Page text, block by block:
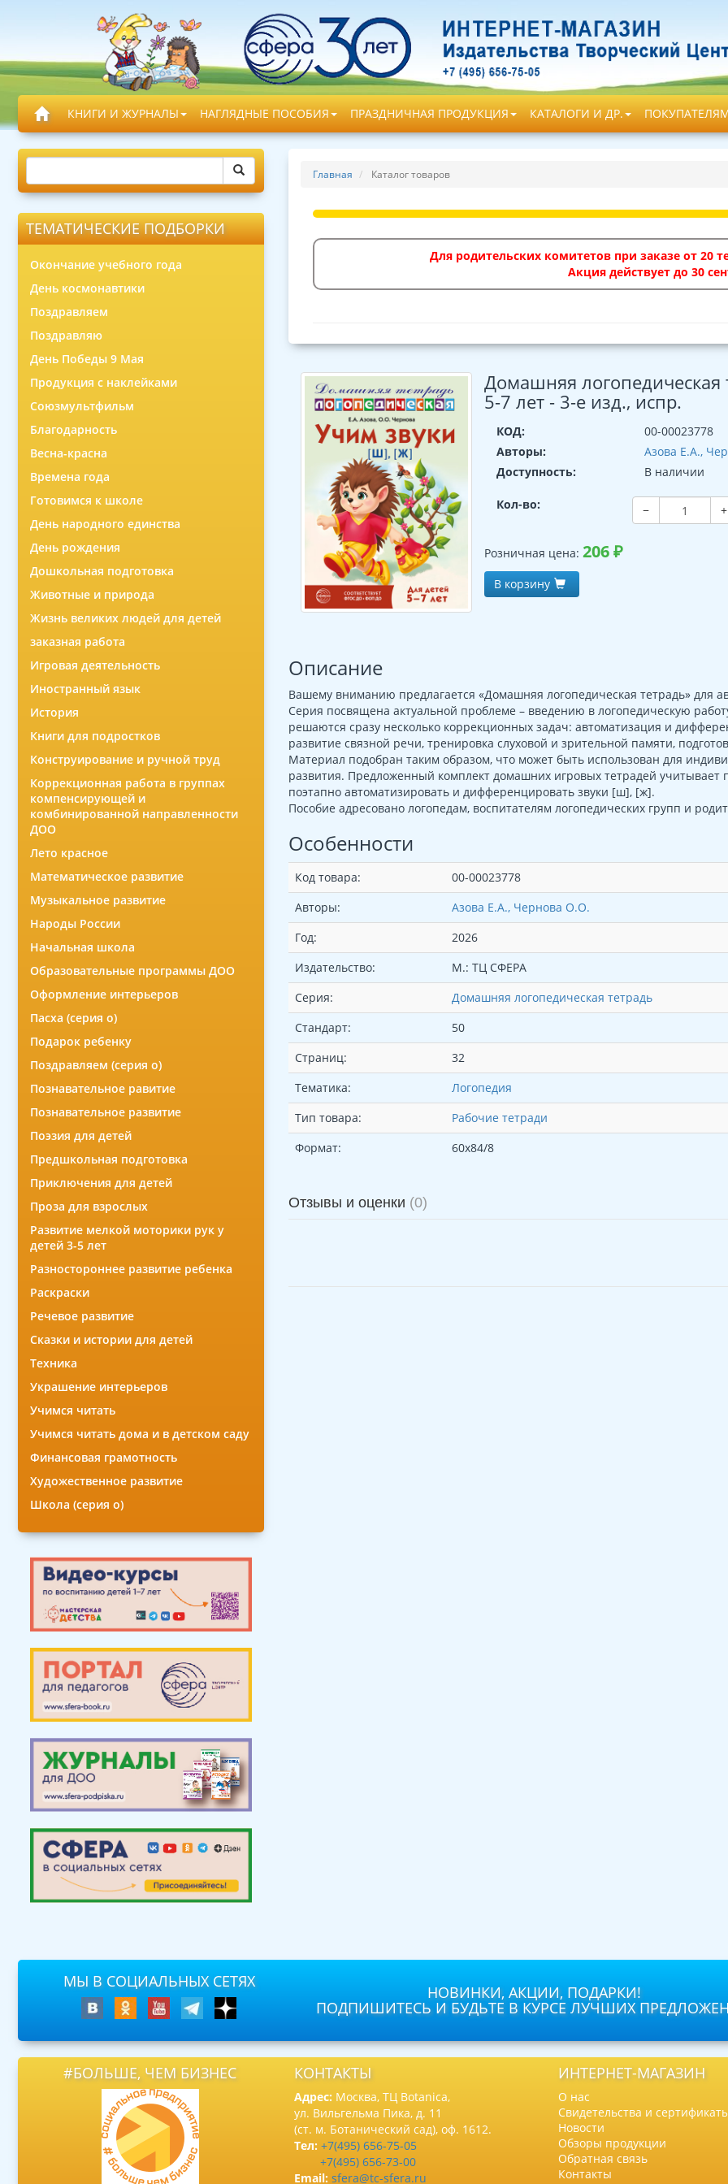
КНИГИ И ЖУРНАЛЫ НАГЛЯДНЫЕ ПОСОБИЯ ПРАЗДНИЧНАЯ ПРОДУКЦИЯ КАТАЛОГИ И ДР.
ТЕМАТИЧЕСКИЕ ПОДБОРКИ
Окончание учебного года
День космонавтики
Поздравляем
Поздравляю
День Победы 9 Мая
Продукция с наклейками
Союзмультфильм
Благодарность
Весна-красна
Времена года
Готовимся к школе
День народного единства
День рождения
Дошкольная подготовка
Животные и природа
Жизнь великих людей для детей
заказная работа
Игровая деятельность
Иностранный язык
История
Книги для подростков
Конструирование и ручной труд
Коррекционная работа в группах
компенсирующей и
комбинированной направленности
ДОО
Лето красное
Математическое развитие
Музыкальное развитие
Народы России
Начальная школа
Образовательные программы ДОО
Оформление интерьеров
Пасха (серия о)
Подарок ребенку
Поздравляем (серия о)
Познавательное равитие
Познавательное развитие
Поэзия для детей
Предшкольная подготовка
Приключения для детей
Проза для взрослых
Развитие мелкой моторики рук у
детей 3-5 лет
Разностороннее развитие ребенка
Раскраски
Речевое развитие
Сказки и истории для детей
Техника
Украшение интерьеров
Учимся читать
Учимся читать дома и в детском саду
Финансовая грамотность
Художественное развитие
Школа (серия о)
Главная Каталог товаров
Для родительских комитетов при заказе от 20
Акция действует до 30
Домашняя
5-7 лет - 3-е изд., испр.
КОД:
00-00023778
Авторы:
Азова Е.А.,
Доступность:
В наличии
Кол-во: − +
Розничная цена:206₽
В корзину
Описание
Вашему вниманию предлагается «Домашняя логопедическая тетрадь» для
Серия посвящена актуальной проблеме – введению в логопедическую
решаются сразу несколько коррекционных задач: автоматизация и
развитие связной речи, тренировка слуховой и зрительной памяти,
Материал подобран таким образом, что может быть использован для
развития. Предложенный комплект домашних игровых тетрадей учитывает
поэтапно автоматизировать и дифференцировать звуки [ш], [ж].
Пособие адресовано логопедам, воспитателям логопедических групп и
Особенности
Код товара:
00-00023778
Авторы:
Азова Е.А., Чернова О.О.
Год:
2026
Издательство:
М.: ТЦ СФЕРА
Серия:
Домашняя логопедическая тетрадь
Стандарт:
50
Страниц:
32
Тематика:
Логопедия
Тип товара:
Рабочие тетради
Формат:
60х84/8
Отзывы и оценки (0)
МЫ В СОЦИАЛЬНЫХ СЕТЯХ
НОВИНКИ, АКЦИИ, ПОДАРКИ!
ПОДПИШИТЕСЬ И БУДЬТЕ В КУРСЕ ЛУЧШИХ
#БОЛЬШЕ, ЧЕМ БИЗНЕС КОНТАКТЫ
Адрес: Москва, ТЦ Botanica,
ул. Вильгельма Пика, д. 11
(ст. м. Ботанический сад), оф. 1612.
Тел: +7(495) 656-75-05
+7(495) 656-73-00
Email: sfera@tc-sfera.ru
ИНТЕРНЕТ-МАГАЗИН
О нас
Свидетельства и
Новости
Обзоры продукции
Обратная связь
Контакты